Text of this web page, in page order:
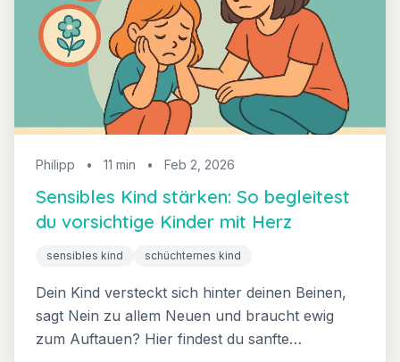
Philipp • 11 min • Feb 2, 2026
Sensibles Kind stärken: So begleitest
du vorsichtige Kinder mit Herz
sensibles kind schüchternes kind
Dein Kind versteckt sich hinter deinen Beinen,
sagt Nein zu allem Neuen und braucht ewig
zum Auftauen? Hier findest du sanfte